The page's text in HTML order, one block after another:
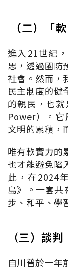
（二）「
進入21世紀
思，透過國防
社會。然而，
民主制度的健
的親民，也
Power）。
文明的累積，
唯有軟實力的
也才能避免陷
此，在2024
島》。一套
步、和平、學
（三）談
自川普於一年